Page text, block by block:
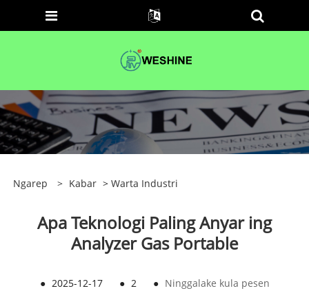
Ngarep > Kabar > Warta Industri
Apa Teknologi Paling Anyar ing
Analyzer Gas Portable
● 2025-12-17 ● 2 ● Ninggalake kula pesen